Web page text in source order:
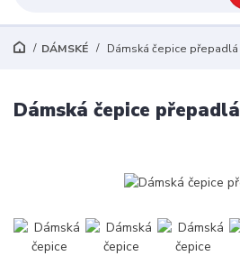
DÁMSKÉ Dámská čepice přepadlá
Dámská čepice přepadlá